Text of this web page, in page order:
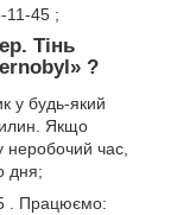
11-45 ;
Тінь
?
у будь-який
Якщо
час,
дня;
. Працюємо: